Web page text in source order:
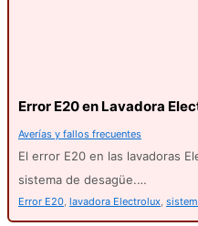
Error E20 en Lavadora
Averías y fallos frecuentes
El error E20 en las lavadoras
sistema de desagüe.…
Error E20, lavadora Electrolux,